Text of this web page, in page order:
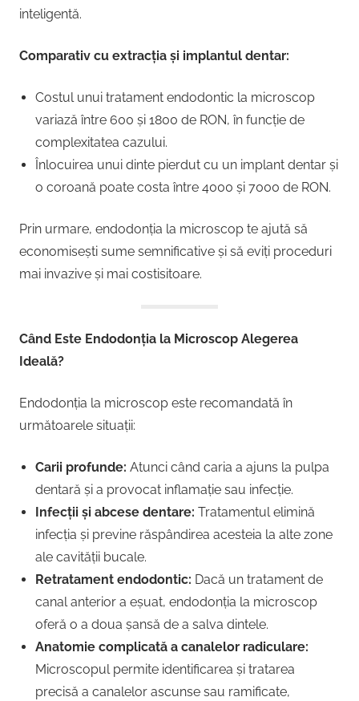
inteligentă.
Comparativ cu extracția și implantul dentar:
Costul unui tratament endodontic la microscop
variază între 600 și 1800 de RON, în funcție de
complexitatea cazului.
Înlocuirea unui dinte pierdut cu un implant dentar și
o coroană poate costa între 4000 și 7000 de RON.
Prin urmare, endodonția la microscop te ajută să
economisești sume semnificative și să eviți proceduri
mai invazive și mai costisitoare.
Când Este Endodonția la Microscop Alegerea
Ideală?
Endodonția la microscop este recomandată în
următoarele situații:
Carii profunde: Atunci când caria a ajuns la pulpa
dentară și a provocat inflamație sau infecție.
Infecții și abcese dentare: Tratamentul elimină
infecția și previne răspândirea acesteia la alte zone
ale cavității bucale.
Retratament endodontic: Dacă un tratament de
canal anterior a eșuat, endodonția la microscop
oferă o a doua șansă de a salva dintele.
Anatomie complicată a canalelor radiculare:
Microscopul permite identificarea și tratarea
precisă a canalelor ascunse sau ramificate,